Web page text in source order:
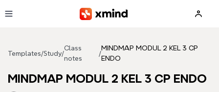
Templates/Study/
Class
notes
/
MINDMAP MODUL 2 KEL 3 CP
ENDO
MINDMAP MODUL 2 KEL 3 CP ENDO